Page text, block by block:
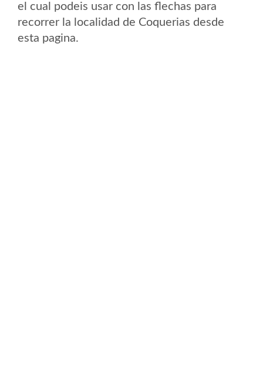
el cual podeis usar con las flechas para
recorrer la localidad de Coquerias desde
esta pagina.